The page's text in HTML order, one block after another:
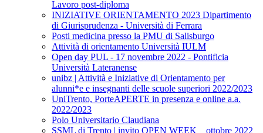
Lavoro post-diploma
INIZIATIVE ORIENTAMENTO 2023 Dipartimento
di Giurisprudenza - Università di Ferrara
Posti medicina presso la PMU di Salisburgo
Attività di orientamento Università IULM
Open day PUL - 17 novembre 2022 - Pontificia
Università Lateranense
unibz | Attività e Iniziative di Orientamento per
alunni*e e insegnanti delle scuole superiori 2022/2023
UniTrento, PorteAPERTE in presenza e online a.a.
2022/2023
Polo Universitario Claudiana
SSML di Trento | invito OPEN WEEK _ ottobre 2022